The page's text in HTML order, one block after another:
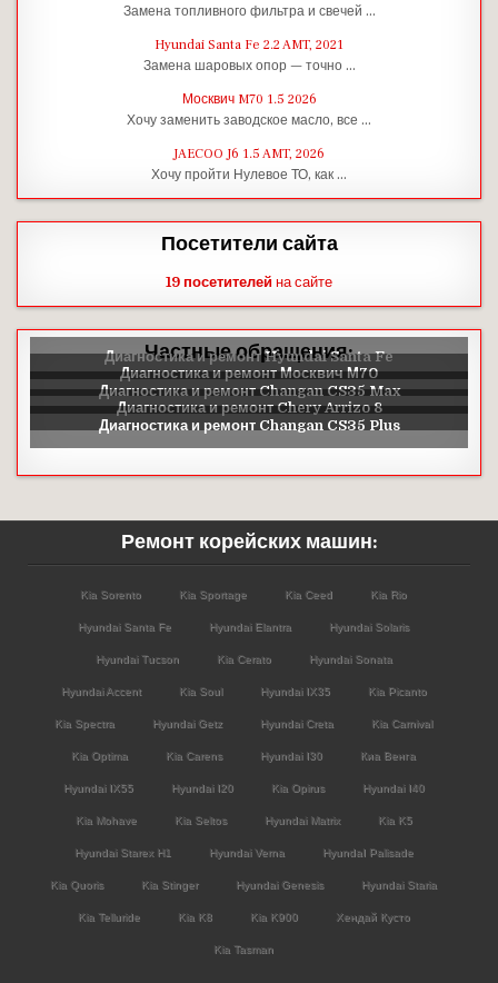
Замена топливного фильтра и свечей …
Hyundai Santa Fe 2.2 AMT, 2021
Замена шаровых опор — точно …
Москвич M70 1.5 2026
Хочу заменить заводское масло, все …
JAECOO J6 1.5 AMT, 2026
Хочу пройти Нулевое ТО, как …
Посетители сайта
19 посетителей на сайте
Частные обращения:
Ремонт корейских машин:
Kia Sorento Kia Sportage Kia Ceed Kia Rio
Hyundai Santa Fe Hyundai Elantra Hyundai Solaris
Hyundai Tucson Kia Cerato Hyundai Sonata
Hyundai Accent Kia Soul Hyundai IX35 Kia Picanto
Kia Spectra Hyundai Getz Hyundai Creta Kia Carnival
Kia Optima Kia Carens Hyundai I30 Киа Венга
Hyundai IX55 Hyundai I20 Kia Opirus Hyundai I40
Kia Mohave Kia Seltos Hyundai Matrix Kia K5
Hyundai Starex H1 Hyundai Verna HyundaI Palisade
Kia Quoris Kia Stinger Hyundai Genesis Hyundai Staria
Kia Telluride Kia K8 Kia K900 Хендай Кусто
Kia Tasman